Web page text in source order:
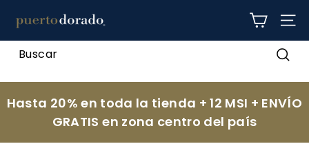
directamente
contenido
p
u
e
r
t
Hasta 20% en toda la tienda + 12 MSI + ENVÍO
GRATIS en zona centro del país